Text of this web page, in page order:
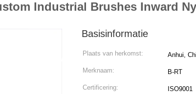
Industrial Brushes Inward
Basisinformatie
Plaats van herkomst: Anhui,
Merknaam: B-RT
Certificering: ISO9001